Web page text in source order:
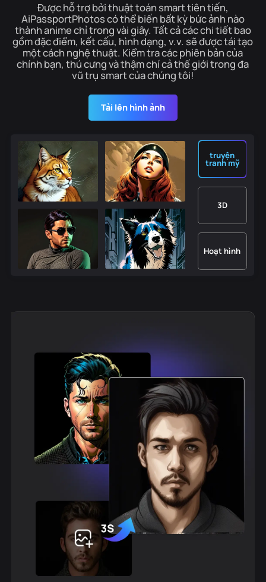
Được hỗ trợ bởi thuật toán smart tiên tiến,
AiPassportPhotos có thể biến bất kỳ bức ảnh nào
thành anime chỉ trong vài giây. Tất cả các chi tiết bao
gồm đặc điểm, kết cấu, hình dạng, v.v. sẽ được tái tạo
một cách nghệ thuật. Kiểm tra các phiên bản của
chính bạn, thú cưng và thậm chí cả thế giới trong đa
vũ trụ smart của chúng tôi!
Tải lên hình ảnh
truyện
tranh mỹ
3D
Hoạt hình